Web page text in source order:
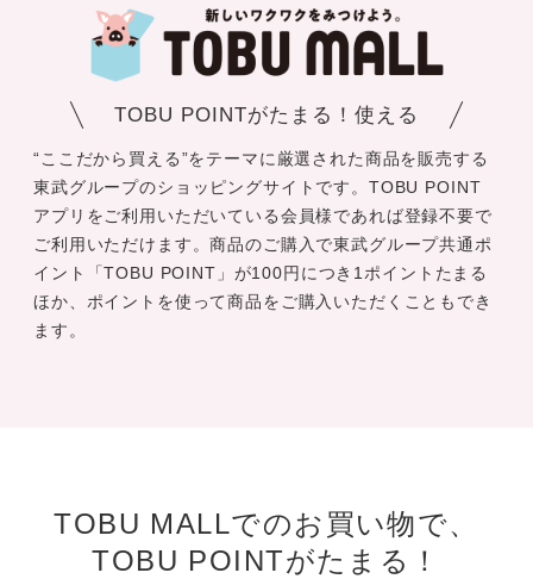
TOBU POINTがたまる！使える
“ここだから買える”をテーマに厳選された商品を販売する
東武グループのショッピングサイトです。TOBU POINT
アプリをご利用いただいている会員様であれば登録不要で
ご利用いただけます。商品のご購入で東武グループ共通ポ
イント「TOBU POINT」が100円につき1ポイントたまる
ほか、ポイントを使って商品をご購入いただくこともでき
ます。
TOBU MALLでのお買い物で、
TOBU POINTがたまる！